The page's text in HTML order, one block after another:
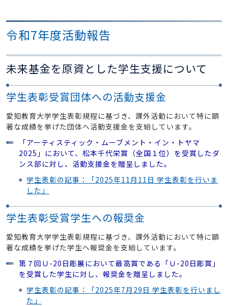
令和7年度活動報告
未来基金を原資とした学生支援について
学生表彰受賞団体への活動支援金
愛知教育大学学生表彰規程に基づき、課外活動において特に顕
著な成績を挙げた団体へ活動支援金を支給しています。
「アーティスティック・ムーブメント・イン・トヤマ
2025」において、松本千代栄賞（全国１位）を受賞したダ
ンス部に対し、活動支援金を贈呈しました。
学生表彰の記事：「2025年11月11日 学生表彰を行いま
した」
学生表彰受賞学生への報奨金
愛知教育大学学生表彰規程に基づき、課外活動において特に顕
著な成績を挙げた学生へ報奨金を支給しています。
第７回Ｕ-20日彫展において最高賞である「Ｕ-20日彫賞」
を受賞した学生に対し、報奨金を贈呈しました。
学生表彰の記事：「2025年7月29日 学生表彰を行いまし
た」